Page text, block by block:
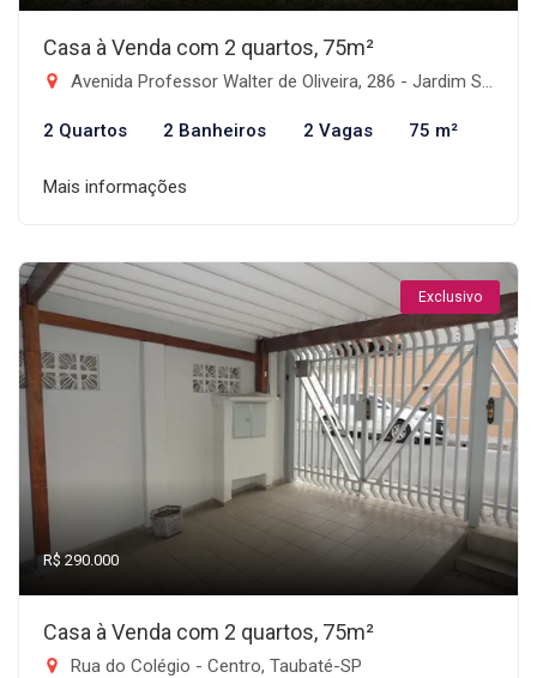
Casa à Venda com 2 quartos, 75m²
Avenida Professor Walter de Oliveira, 286 - Jardim Santa Teresa, Taubaté-SP
2 Quartos 2 Banheiros 2 Vagas 75 m²
Mais informações
Exclusivo
R$ 290.000
Casa à Venda com 2 quartos, 75m²
Rua do Colégio - Centro, Taubaté-SP